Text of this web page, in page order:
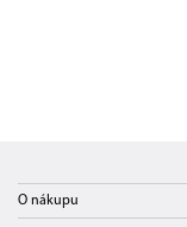
O nákupu